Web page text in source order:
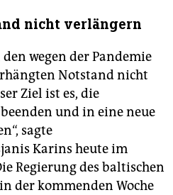
nicht verlängern
wegen der Pandemie
Notstand nicht
Ziel ist es, die
und in eine neue
sagte
Karins heute im
Regierung des baltischen
der kommenden Woche